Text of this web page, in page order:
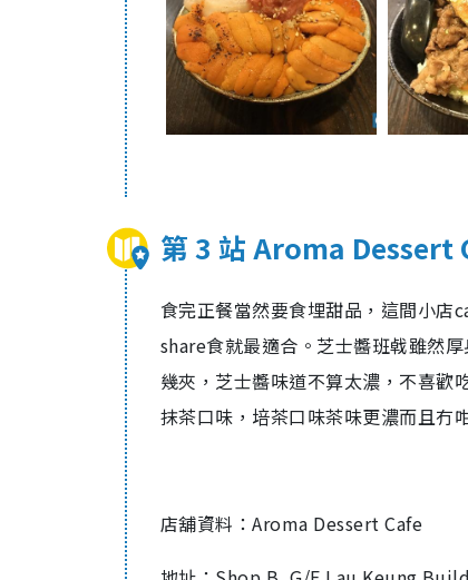
第 3 站 Aroma Dessert
食完正餐當然要食埋甜品，這間小店
share食就最適合。芝士醬班㦸雖然
幾夾，芝士醬味道不算太濃，不喜歡
抹茶口味，培茶口味茶味更濃而且冇
店舖資料：Aroma Dessert Cafe